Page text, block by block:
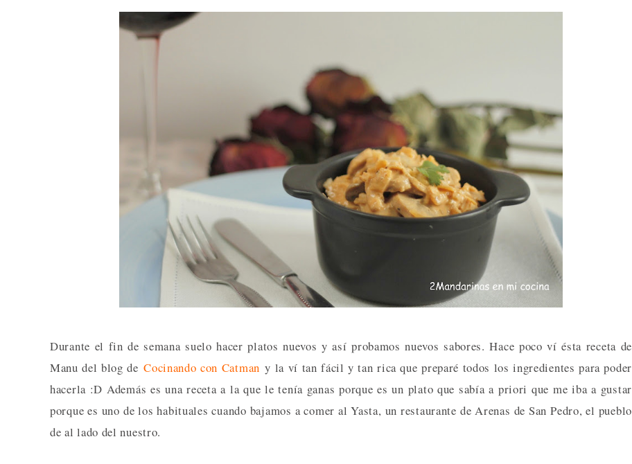
Durante el fin de semana suelo hacer platos nuevos y así probamos nuevos sabores. Hace poco ví ésta receta de
Manu del blog deCocinando con Catman y la ví tan fácil y tan rica que preparé todos los ingredientes para poder
hacerla :D Además es una receta a la que le tenía ganas porque es un plato que sabía a priori que me iba a gustar
porque es uno de los habituales cuando bajamos a comer al Yasta, un restaurante de Arenas de San Pedro, el pueblo
de al lado del nuestro.